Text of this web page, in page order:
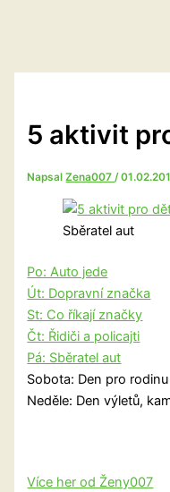
5 aktivit
NapsalZena007/
Sběratel aut
Po: Auto jede
Út: Dopravní značka
St: Co říkají značky
Čt: Řidiči a policajti
Pá: Sběratel aut
Sobota: Den pro rodinu
Neděle: Den výletů,
Více her od Ženy007